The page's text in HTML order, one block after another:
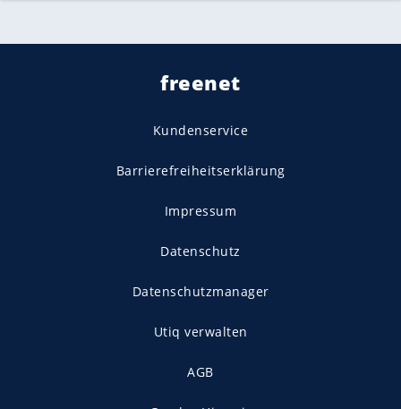
freenet
Kundenservice
Barrierefreiheitserklärung
Impressum
Datenschutz
Datenschutzmanager
Utiq verwalten
AGB